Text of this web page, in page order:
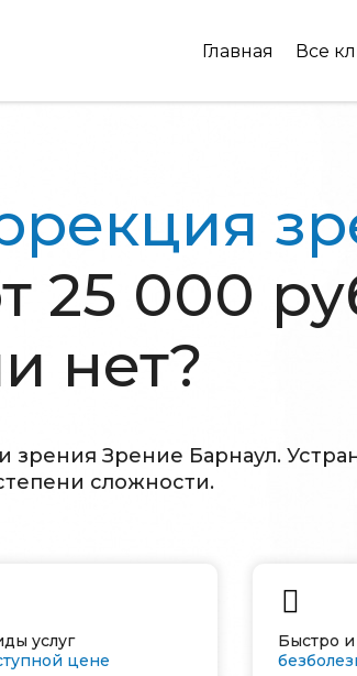
Главная Все
25 000
нет?
зрения Зрение Барнаул.
сложности.
услуг
цене
Быстро и